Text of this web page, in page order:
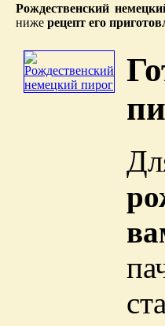
Рождественский
ниже рецепт его